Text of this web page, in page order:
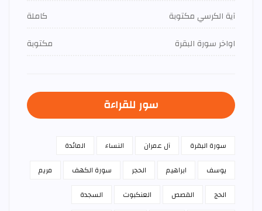
آية الكرسي مكتوبة
كاملة
اواخر سورة البقرة
مكتوبة
سور للقراءة
سورة البقرة آل عمران النساء
المائدة
يوسف
ابراهيم الحجر سورة الكهف
مريم
الحج
القصص العنكبوت
السجدة